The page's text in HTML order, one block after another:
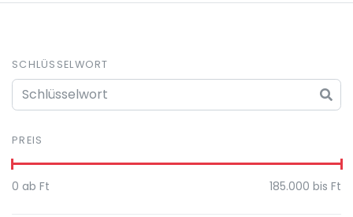
SCHLÜSSELWORT
PREIS
0 ab Ft 185.000 bis Ft